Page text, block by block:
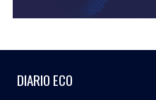
DIARIO ECO